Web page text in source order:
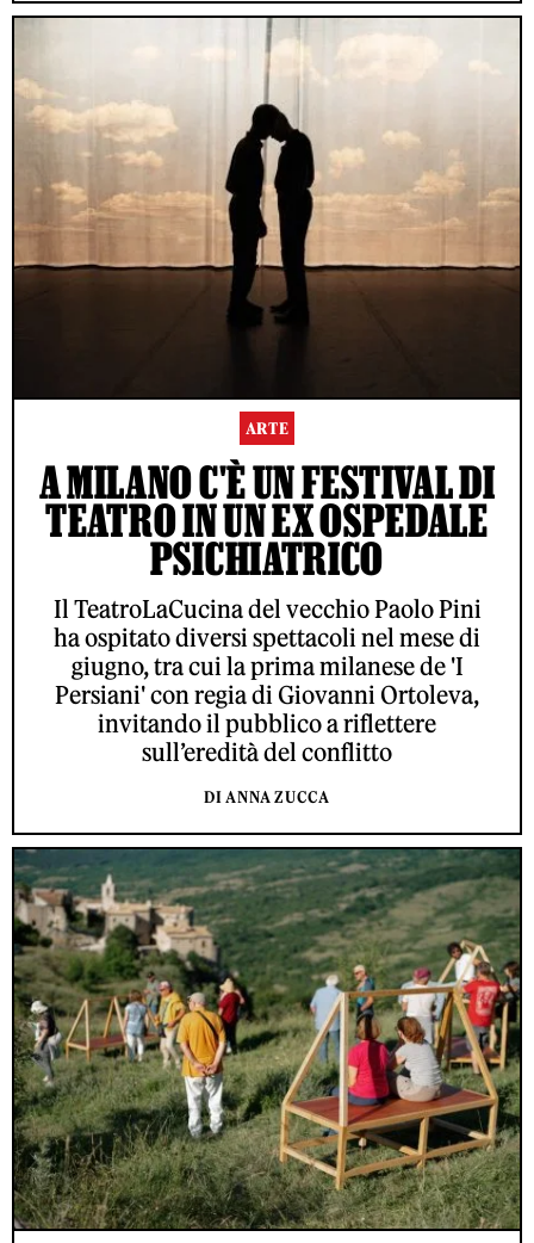
ARTE
A MILANO C'È UN FESTIVAL DI
TEATRO IN UN EX OSPEDALE
PSICHIATRICO
Il TeatroLaCucina del vecchio Paolo Pini
ha ospitato diversi spettacoli nel mese di
giugno, tra cui la prima milanese de 'I
Persiani' con regia di Giovanni Ortoleva,
invitando il pubblico a riflettere
sull’eredità del conflitto
DI ANNA ZUCCA